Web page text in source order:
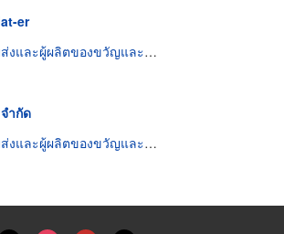
er
และผู้ผลิตของขวัญและของชำร่วย
ำกัด
และผู้ผลิตของขวัญและของชำร่วย